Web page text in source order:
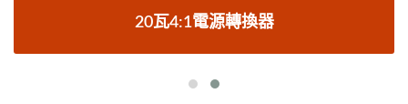
20瓦4:1電源轉換器